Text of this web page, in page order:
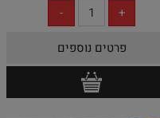
פרטים נוספים